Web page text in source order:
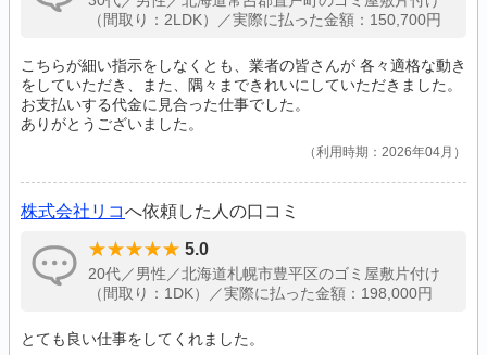
（間取り：2LDK）／実際に払った金額：150,700円
こちらが細い指示をしなくとも、業者の皆さんが 各々適格な動き
をしていただき、また、隅々まできれいにしていただきました。
お支払いする代金に見合った仕事でした。
ありがとうございました。
利用時期：2026年04月
株式会社リコへ依頼した人の口コミ
5.0
20代／男性／北海道札幌市豊平区のゴミ屋敷片付け
（間取り：1DK）／実際に払った金額：198,000円
とても良い仕事をしてくれました。